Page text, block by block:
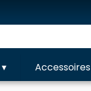
▾ Accessoires